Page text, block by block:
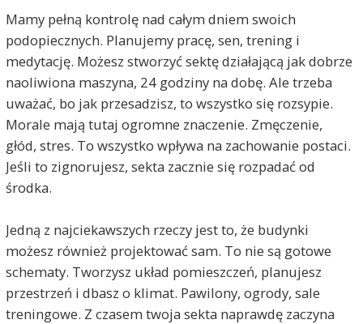
Mamy pełną kontrolę nad całym dniem swoich
podopiecznych. Planujemy pracę, sen, trening i
medytację. Możesz stworzyć sektę działającą jak dobrze
naoliwiona maszyna, 24 godziny na dobę. Ale trzeba
uważać, bo jak przesadzisz, to wszystko się rozsypie.
Morale mają tutaj ogromne znaczenie. Zmęczenie,
głód, stres. To wszystko wpływa na zachowanie postaci.
Jeśli to zignorujesz, sekta zacznie się rozpadać od
środka.
Jedną z najciekawszych rzeczy jest to, że budynki
możesz również projektować sam. To nie są gotowe
schematy. Tworzysz układ pomieszczeń, planujesz
przestrzeń i dbasz o klimat. Pawilony, ogrody, sale
treningowe. Z czasem twoja sekta naprawdę zaczyna